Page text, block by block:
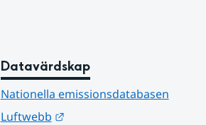
Datavärdskap
Nationella emissionsdatabasen
Luftwebb
Länk till annan webbplats.